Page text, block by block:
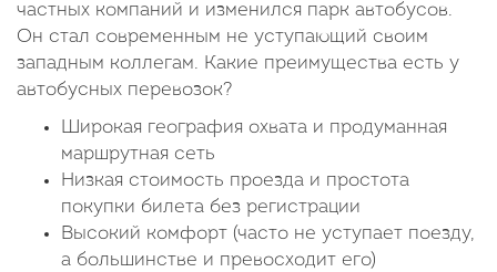
частных компаний и изменился парк автобусов.
Он стал современным не уступающий своим
западным коллегам. Какие преимущества есть у
автобусных перевозок?
Широкая география охвата и продуманная
маршрутная сеть
Низкая стоимость проезда и простота
покупки билета без регистрации
Высокий комфорт (часто не уступает поезду,
а большинстве и превосходит его)